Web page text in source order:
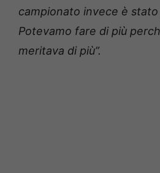
campionato invece è stato
Potevamo fare di più
meritava di più”.